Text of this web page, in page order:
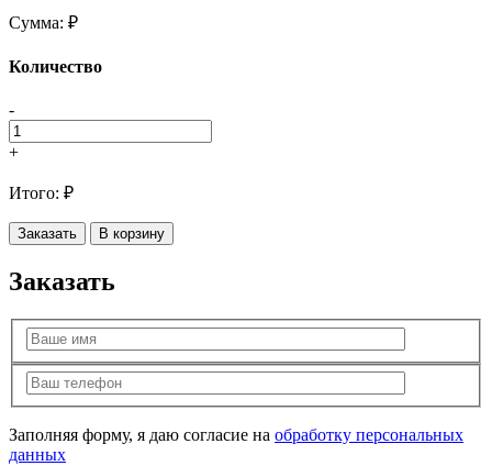
Сумма: ₽
Количество
-
+
Итого: ₽
Заказать В корзину
Заказать
Заполняя форму, я даю согласие на обработку персональных
данных